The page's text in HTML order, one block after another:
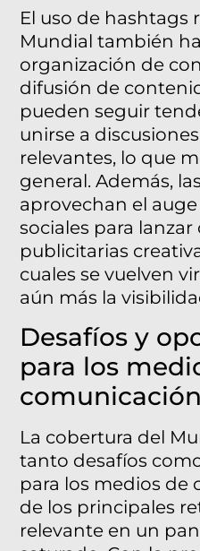
El uso de hashtags
Mundial también
organización de
difusión de
pueden seguir
unirse a
relevantes, lo que
general. Además,
aprovechan el
sociales para
publicitarias
cuales se vuelven
aún más la
Desafíos y
para los
comunicación
La cobertura del
tanto desafíos
para los medios de
de los principales
relevante en un